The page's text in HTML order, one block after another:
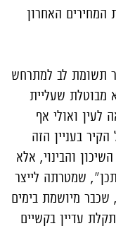
המחירים האחרון
תשומת לב למתרחש
מבוטלת שעליית
לעין ואולי אף
בעניין הזה
והבינוי, אלא
שמטרתה לייצר
שכבר מיושמת בימים
עדיין בקשיים